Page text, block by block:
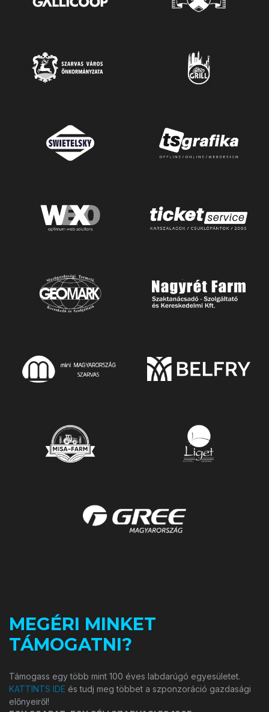
MEGÉRI MINKET
TÁMOGATNI?
Támogass egy több mint 100 éves labdarúgó egyesületet.
KATTINTS IDE és tudj meg többet a szponzoráció gazdasági
előnyeiről!